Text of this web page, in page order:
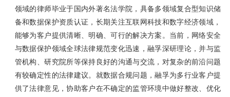
领域的律师毕业于国内外著名法学院，具备多领域复合型知识储
备和数据保护资质认证，长期关注互联网科技和数字经济领域，
能够为客户提供清晰、明确、可行的解决方案。当前，网络安全
与数据保护领域全球法律规范变化迅速，融孚深研理论，并与监
管机构、研究院所等保持良好的沟通与交流，对复杂的前沿问题
有较确定性的法律建议。就数据合规问题，融孚为多行业客户提
供了法律意见，协助客户在不确定的监管环境中做好整改、优化